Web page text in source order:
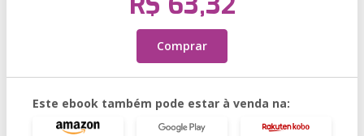
Comprar
Este ebook também pode estar à venda na: